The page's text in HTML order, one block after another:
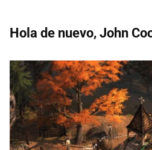
Hola de nuevo, John